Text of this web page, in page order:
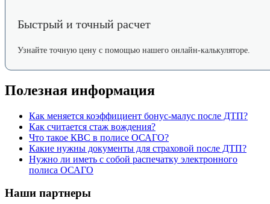
Быстрый и точный расчет
Узнайте точную цену с помощью нашего онлайн-калькуляторе.
Полезная информация
Как меняется коэффициент бонус-малус после ДТП?
Как считается стаж вождения?
Что такое КВС в полисе ОСАГО?
Какие нужны документы для страховой после ДТП?
Нужно ли иметь с собой распечатку электронного
полиса ОСАГО
Наши партнеры